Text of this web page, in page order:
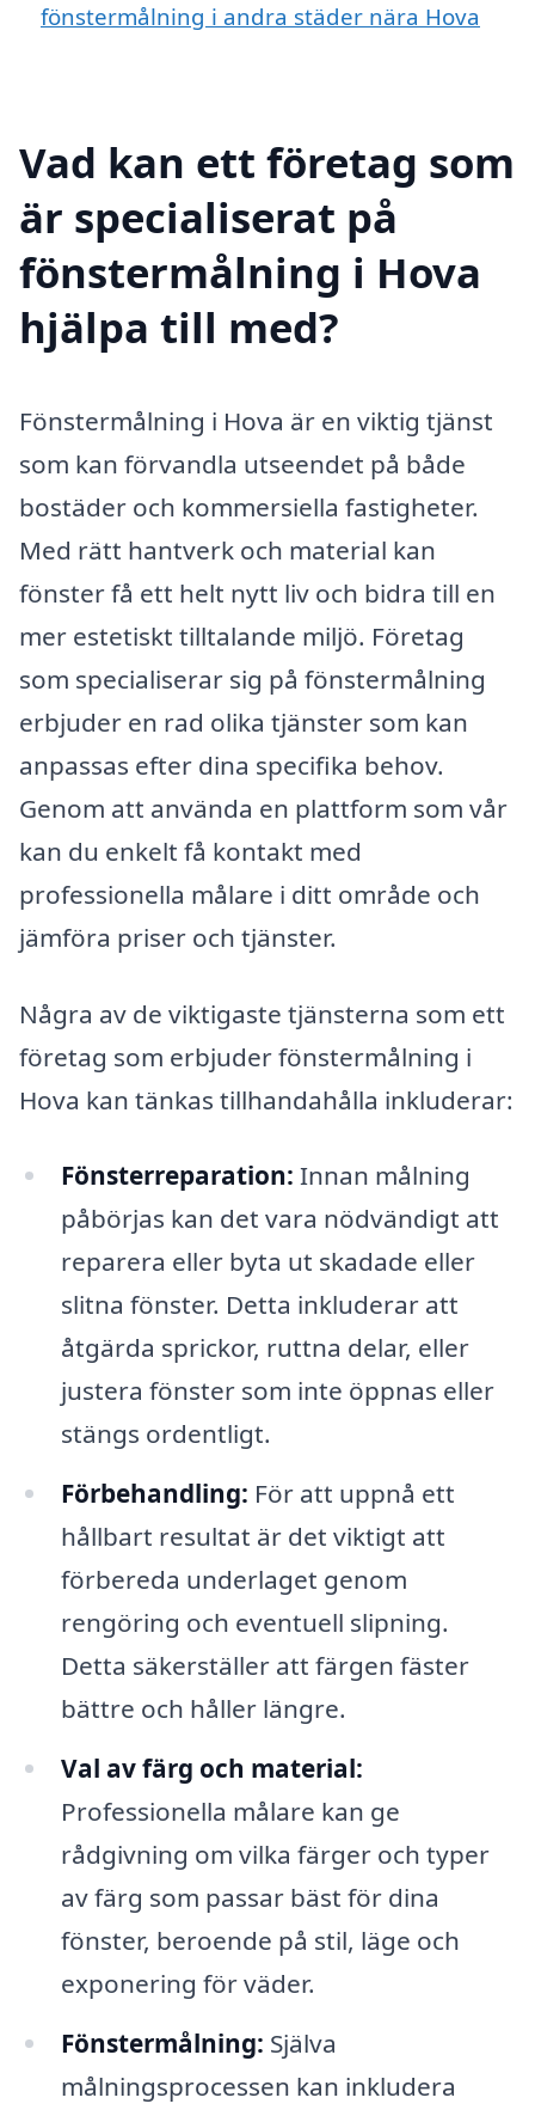
fönstermålning i andra städer nära Hova
Vad kan ett företag som
är specialiserat på
fönstermålning i Hova
hjälpa till med?
Fönstermålning i Hova är en viktig tjänst
som kan förvandla utseendet på både
bostäder och kommersiella fastigheter.
Med rätt hantverk och material kan
fönster få ett helt nytt liv och bidra till en
mer estetiskt tilltalande miljö. Företag
som specialiserar sig på fönstermålning
erbjuder en rad olika tjänster som kan
anpassas efter dina specifika behov.
Genom att använda en plattform som vår
kan du enkelt få kontakt med
professionella målare i ditt område och
jämföra priser och tjänster.
Några av de viktigaste tjänsterna som ett
företag som erbjuder fönstermålning i
Hova kan tänkas tillhandahålla inkluderar:
Fönsterreparation: Innan målning
påbörjas kan det vara nödvändigt att
reparera eller byta ut skadade eller
slitna fönster. Detta inkluderar att
åtgärda sprickor, ruttna delar, eller
justera fönster som inte öppnas eller
stängs ordentligt.
Förbehandling: För att uppnå ett
hållbart resultat är det viktigt att
förbereda underlaget genom
rengöring och eventuell slipning.
Detta säkerställer att färgen fäster
bättre och håller längre.
Val av färg och material:
Professionella målare kan ge
rådgivning om vilka färger och typer
av färg som passar bäst för dina
fönster, beroende på stil, läge och
exponering för väder.
Fönstermålning: Själva
målningsprocessen kan inkludera